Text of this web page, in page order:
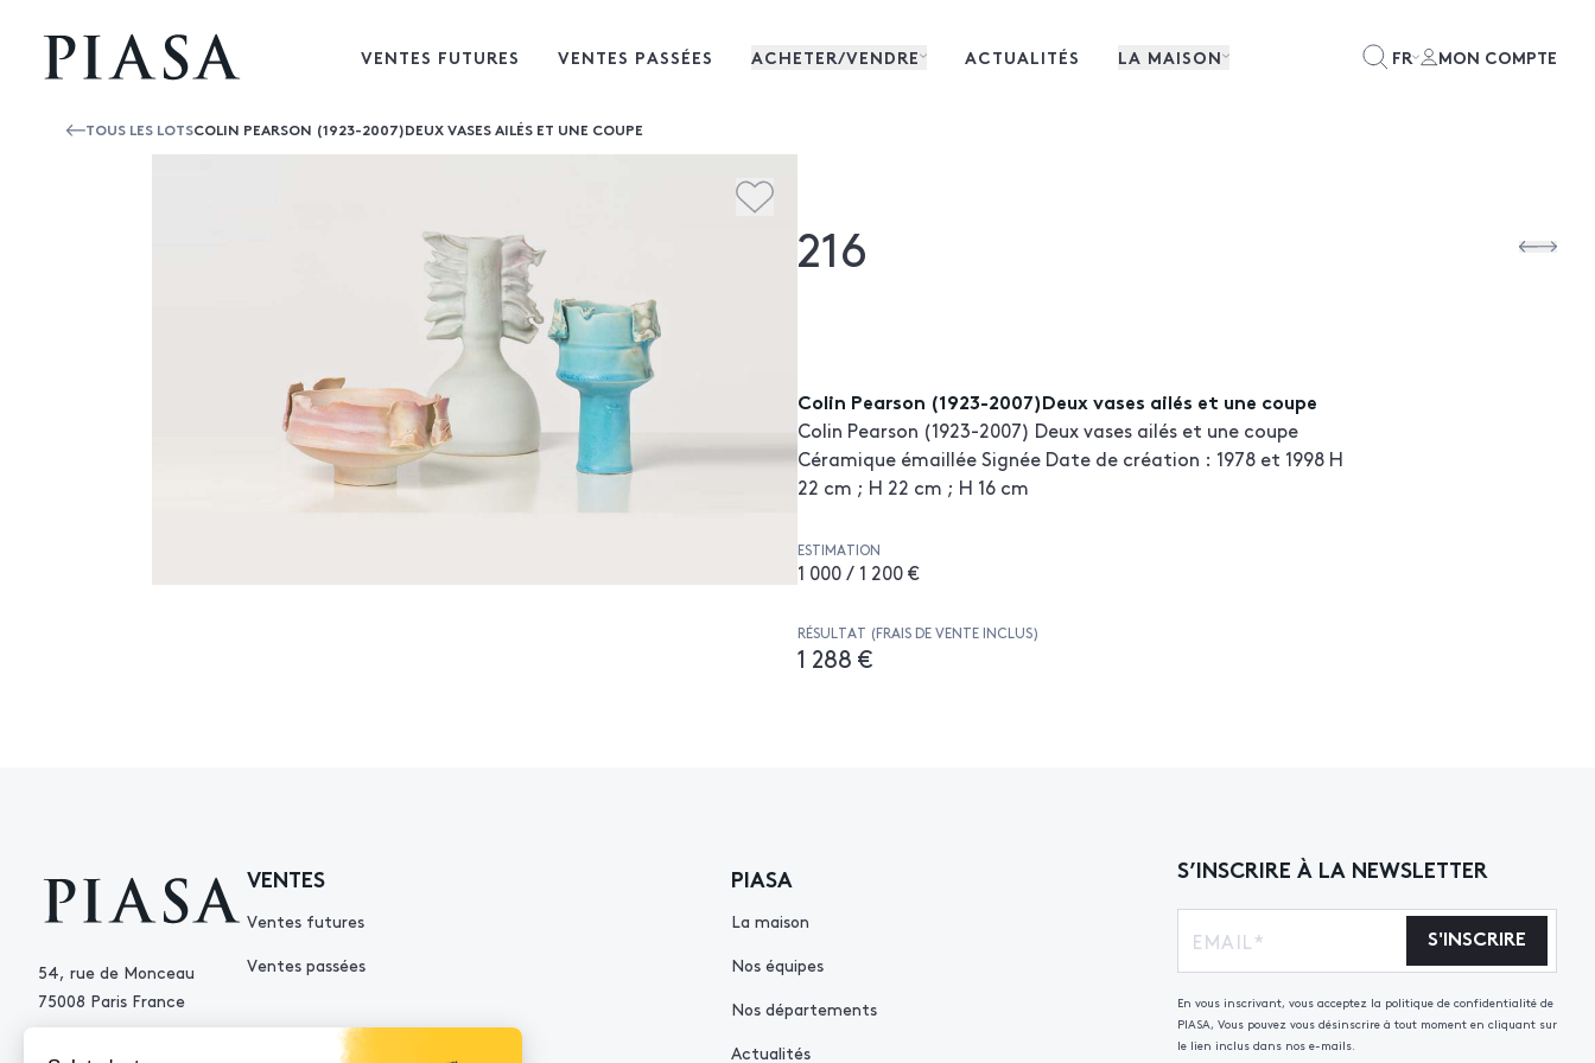
VENTES FUTURES VENTES PASSÉES ACHETER/VENDRE ACTUALITÉS LA MAISON FR MON COMPTE
TOUS LES LOTSCOLIN PEARSON (1923-2007)DEUX VASES AILÉS ET UNE COUPE
216
Colin Pearson (1923-2007)Deux vases ailés et une coupe
Colin Pearson (1923-2007) Deux vases ailés et une coupe
Céramique émaillée Signée Date de création : 1978 et 1998 H
22 cm ; H 22 cm ; H 16 cm
ESTIMATION
1 000 / 1 200 €
RÉSULTAT (FRAIS DE VENTE INCLUS)
1 288 €
54, rue de Monceau
75008 Paris France
VENTES
Ventes futures
Ventes passées
PIASA
La maison
Nos équipes
Nos départements
Actualités
S’INSCRIRE À LA NEWSLETTER
S'INSCRIRE
En vous inscrivant, vous acceptez la politique de confidentialité de
PIASA, Vous pouvez vous désinscrire à tout moment en cliquant sur
le lien inclus dans nos e-mails.